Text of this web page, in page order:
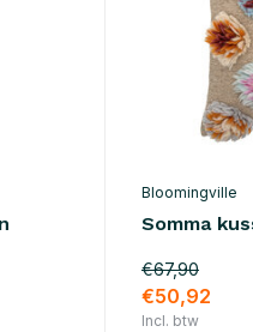
Bloomingville
Somma
€67,90
€50,92
Incl. btw